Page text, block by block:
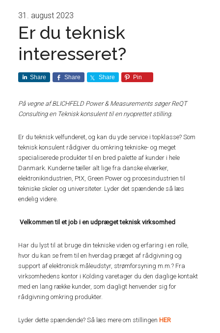
31. august 2023
Er du teknisk
interesseret?
Share Share Share Pin
På vegne af BLICHFELD Power & Measurements søger ReQT
Consulting en Teknisk konsulent til en nyoprettet stilling.
Er du teknisk velfunderet, og kan du yde service i topklasse? Som
teknisk konsulent rådgiver du omkring tekniske- og meget
specialiserede produkter til en bred palette af kunder i hele
Danmark. Kunderne tæller alt lige fra danske elværker,
elektronikindustrien, PtX, Green Power og procesindustrien til
tekniske skoler og universiteter. Lyder det spændende så læs
endelig videre.
Velkommen til et job i en udpræget teknisk virksomhed
Har du lyst til at bruge din tekniske viden og erfaring i en rolle,
hvor du kan se frem til en hverdag præget af rådgivning og
support af elektronisk måleudstyr, strømforsyning m.m.? Fra
virksomhedens kontor i Kolding varetager du den daglige kontakt
med en lang række kunder, som dagligt henvender sig for
rådgivning omkring produkter.
Lyder dette spændende? Så læs mere om stillingen HER